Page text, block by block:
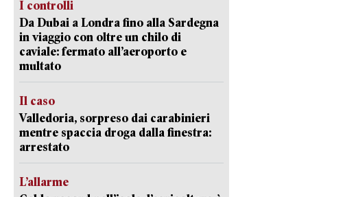
I controlli
Da Dubai a Londra fino alla Sardegna
in viaggio con oltre un chilo di
caviale: fermato all’aeroporto e
multato
Il caso
Valledoria, sorpreso dai carabinieri
mentre spaccia droga dalla finestra:
arrestato
L’allarme